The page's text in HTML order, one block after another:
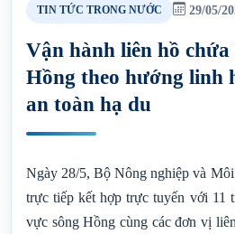
TIN TỨC TRONG NƯỚC 29/05/
Vận hành liên hồ
Hồng theo hướng linh
an toàn hạ du
Ngày 28/5, Bộ Nông nghiệp và
trực tiếp kết hợp trực tuyến với 11
vực sông Hồng cùng các đơn vị